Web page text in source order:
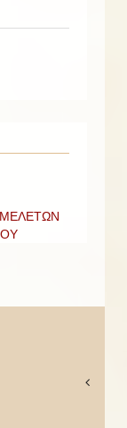
ΜΕΛΕΤΩΝ